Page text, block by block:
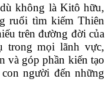
không là Kitô hữu,
ruổi tìm kiếm Thiên
trên đường đời của
trong mọi lãnh vực,
và góp phần kiến tạo
người đến những